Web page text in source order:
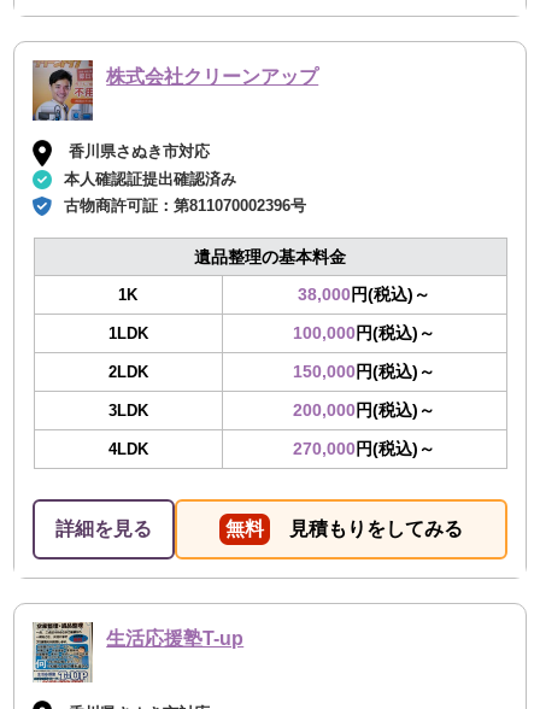
株式会社クリーンアップ
香川県さぬき市対応
本人確認証提出確認済み
古物商許可証：第811070002396号
遺品整理の基本料金
1K 38,000円(税込)～
1LDK 100,000円(税込)～
2LDK 150,000円(税込)～
3LDK 200,000円(税込)～
4LDK 270,000円(税込)～
詳細を見る 無料 見積もりをしてみる
生活応援塾T-up